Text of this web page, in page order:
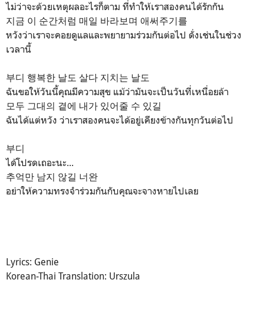
ไม่ว่าจะด้วยเหตุผลอะไรก็ตาม ที่ทำให้เราสองคนได้รักกัน
지금 이 순간처럼 매일 바라보며 애써주기를
หวังว่าเราจะคอยดูแลและพยายามร่วมกันต่อไป ดั่งเช่นในช่วง
เวลานี้
부디 행복한 날도 살다 지치는 날도
ฉันขอให้วันนี้คุณมีความสุข แม้ว่ามันจะเป็นวันที่เหนื่อยล้า
모두 그대의 곁에 내가 있어줄 수 있길
ฉันได้แต่หวัง ว่าเราสองคนจะได้อยู่เคียงข้างกันทุกวันต่อไป
부디
ได้โปรดเถอะนะ...
추억만 남지 않길 너완
อย่าให้ความทรงจำร่วมกันกับคุณจะจางหายไปเลย
Lyrics: Genie
Korean-Thai Translation: Urszula